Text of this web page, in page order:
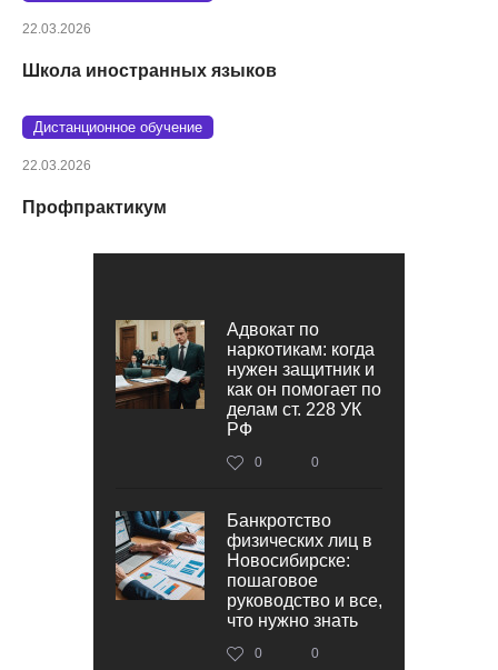
22.03.2026
Школа иностранных языков
Дистанционное обучение
22.03.2026
Профпрактикум
Адвокат по
наркотикам: когда
нужен защитник и
как он помогает по
делам ст. 228 УК
РФ
0 0
Банкротство
физических лиц в
Новосибирске:
пошаговое
руководство и все,
что нужно знать
0 0